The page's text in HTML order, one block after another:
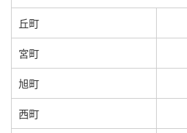
丘町
宮町
旭町
西町